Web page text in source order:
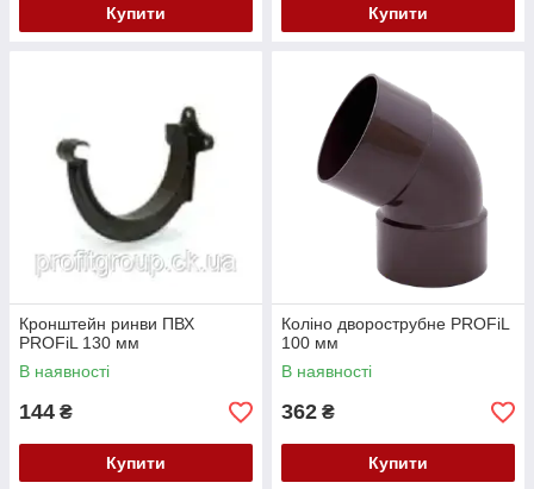
Купити Купити
Кронштейн ринви ПВХ
PROFiL 130 мм
В наявності
144 ₴
Купити
Коліно дворострубне PROFiL
100 мм
В наявності
362 ₴
Купити